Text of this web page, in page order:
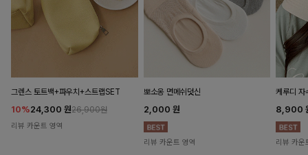
그렌스 토트백+파우치+스트랩SET
10%24,300 원26,900원
리뷰 카운트 영역
뽀소옹 면메쉬덧신
2,000 원
리뷰 카운트 영역
케루디 자
8,900
리뷰 카운